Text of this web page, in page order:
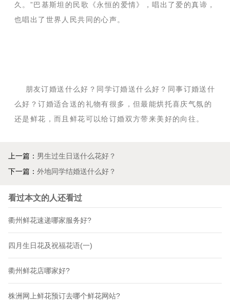
久。”巴基斯坦的民歌《永恒的爱情》，唱出了爱的真谛，
也唱出了世界人民共同的心声。
朋友订婚送什么好？同学订婚送什么好？同事订婚送什
么好？订婚适合送的礼物有很多，但最能烘托喜庆气氛的
还是鲜花，而且鲜花可以给订婚双方带来美好的向往。
上一篇： 男生过生日送什么花好？
下一篇： 外地同学结婚送什么好？
看过本文的人还看过
衢州鲜花速递哪家服务好?
四月生日花及祝福花语(一)
衢州鲜花店哪家好?
株洲网上鲜花预订去哪个鲜花网站?